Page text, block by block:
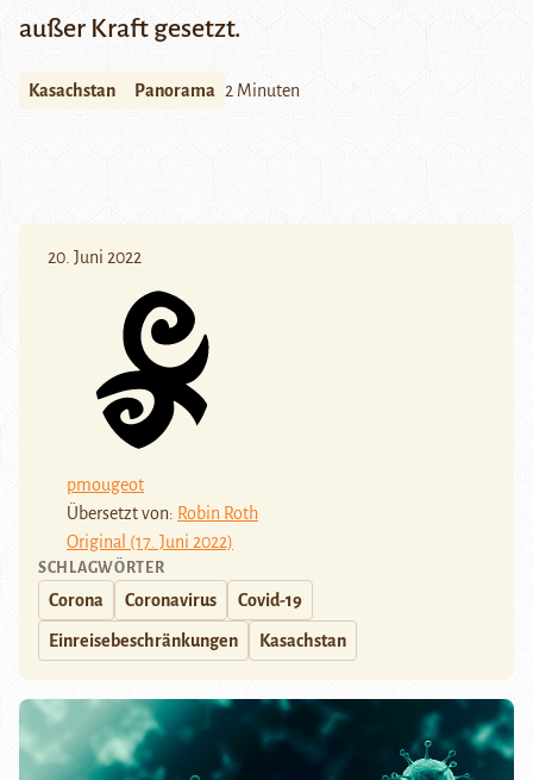
außer Kraft gesetzt.
Kasachstan Panorama 2 Minuten
20. Juni 2022
pmougeot
Übersetzt von: Robin Roth
Original (17. Juni 2022)
SCHLAGWÖRTER
Corona Coronavirus Covid-19
Einreisebeschränkungen Kasachstan